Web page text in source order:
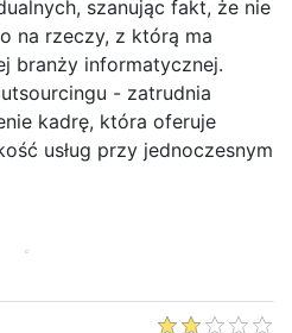
szanując fakt, że nie
na rzeczy, z którą ma
branży informatycznej.
- zatrudnia
kadrę, która oferuje
usług przy jednoczesnym